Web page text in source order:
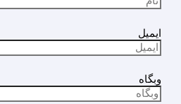
ایمیل
وبگاه